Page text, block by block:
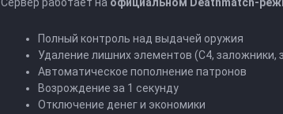
Полный контроль над выдачей оружия
Удаление лишних элементов (C4, заложники,
Автоматическое пополнение патронов
Возрождение за 1 секунду
Отключение денег и экономики